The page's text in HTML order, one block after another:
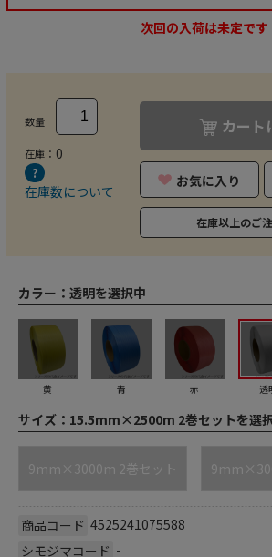
次回の入荷は未定です
数量
在庫： 0
在庫数について
カート
お気に入り
在庫以上のご
カラー： 透明を選択中
黄 青 赤 透
サイズ： 15.5mm×2500m 2巻セットを選
9mm×3000m 2巻セット
商品コード 4525241075588
シモジマコード -